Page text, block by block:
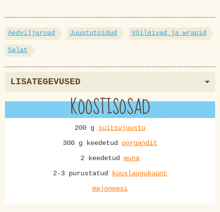
Aedviljaroad Juustutoidud Võileivad ja wrapid
Salat
LISATEGEVUSED
KOOSTISOSAD
200 g suitsujuustu
300 g keedetud porgandit
2 keedetud muna
2-3 purustatud
küüslauguküünt
majoneesi